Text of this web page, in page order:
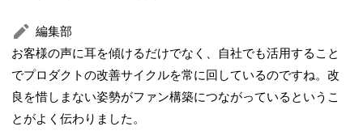
編集部
お客様の声に耳を傾けるだけでなく、自社でも活用すること
でプロダクトの改善サイクルを常に回しているのですね。改
良を惜しまない姿勢がファン構築につながっているというこ
とがよく伝わりました。